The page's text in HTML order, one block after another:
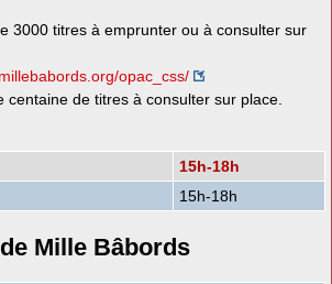
3000 titres à emprunter ou à consulter sur
opac_css/
centaine de titres à consulter sur place.
15h-18h
15h-18h
Mille Bâbords